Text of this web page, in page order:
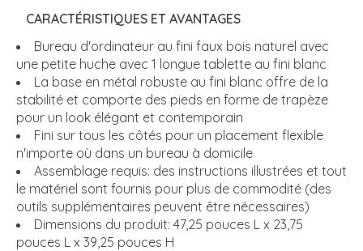
CARACTÉRISTIQUES ET AVANTAGES
Bureau d'ordinateur au fini faux bois naturel avec
une petite huche avec 1 longue tablette au fini blanc
La base en métal robuste au fini blanc offre de la
stabilité et comporte des pieds en forme de trapèze
pour un look élégant et contemporain
Fini sur tous les côtés pour un placement flexible
n'importe où dans un bureau à domicile
Assemblage requis: des instructions illustrées et tout
le matériel sont fournis pour plus de commodité (des
outils supplémentaires peuvent être nécessaires)
Dimensions du produit: 47,25 pouces L x 23,75
pouces L x 39,25 pouces H